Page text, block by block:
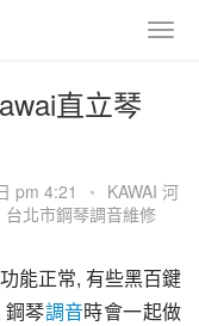
直立琴
pm 4:21 • KAWAI 河
台北市鋼琴調音維修
能正常, 有些黑百鍵
鋼琴調音時會一起做